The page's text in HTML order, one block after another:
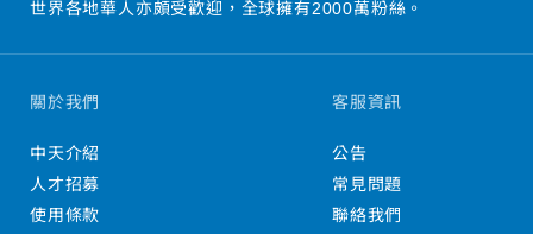
世界各地華人亦頗受歡迎，全球擁有2000萬粉絲。
關於我們
中天介紹
人才招募
使用條款
客服資訊
公告
常見問題
聯絡我們